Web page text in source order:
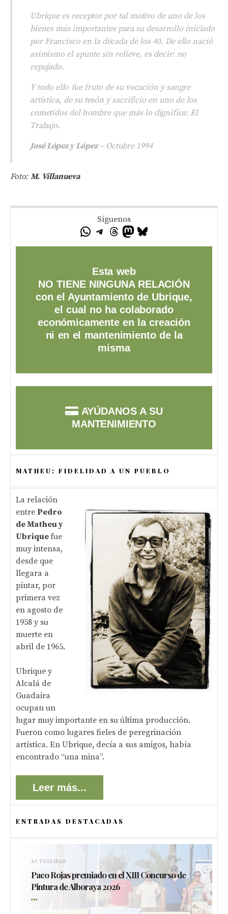
Ubrique es receptor por tal motivo de uno de los
bienes más importantes para su desarrollo iniciado
por Francisco en la década de los 40. De ello nació
asimismo el apunte sin relieve, es decir: no
repujado.
Y todo ello fue fruto de su vocación y sangre
artística, de su tesón y sacrificio en uno de los
cometidos del hombre que más lo dignifica: El
Trabajo.
José López y López– Octubre 1994
Foto: M. Villanueva
Síguenos
Esta web
NO TIENE NINGUNA RELACIÓN
con el Ayuntamiento de Ubrique,
el cual no ha colaborado
económicamente en la creación
ni en el mantenimiento de la
misma
AYÚDANOS A SU
MANTENIMIENTO
MATHEU: FIDELIDAD A UN PUEBLO
La relación
entre Pedro
de Matheu y
Ubriquefue
muy intensa,
desde que
llegara a
pintar, por
primera vez
en agosto de
1958 y su
muerte en
abril de 1965.
Ubrique y
Alcalá de
Guadaira
ocupan un
lugar muy importante en su última producción.
Fueron como lugares fieles de peregrinación
artística. En Ubrique, decía a sus amigos, había
encontrado “una mina”.
Leer más...
ENTRADAS DESTACADAS
ACTUALIDAD
Paco Rojas premiado en el XIII Concurso de
Pintura de Alboraya 2026